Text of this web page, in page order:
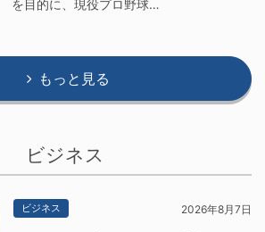
を目的に、現役プロ野球…
もっと見る
ビジネス
ビジネス 2026年8月7日